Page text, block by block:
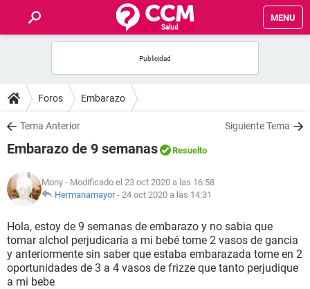
MENU
FOROS
SALUD
NUTRICIÓN
BIENESTAR
SEXUALIDAD
Foros Embarazo
Tema Anterior Siguiente Tema
Embarazo de 9 semanas Resuelto
Mony - Modificado el 23 oct 2020 a las 16:58
Hermanamayor- 24 oct 2020 a las 14:31
Hola, estoy de 9 semanas de embarazo y no sabia que
tomar alchol perjudicaría a mi bebé tome 2 vasos de gancia
y anteriormente sin saber que estaba embarazada tome en 2
oportunidades de 3 a 4 vasos de frizze que tanto perjudique
a mi bebe